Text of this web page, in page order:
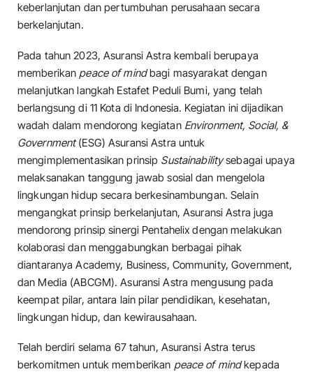
keberlanjutan dan pertumbuhan perusahaan secara
berkelanjutan.
Pada tahun 2023, Asuransi Astra kembali berupaya
memberikan peace of mindbagi masyarakat dengan
melanjutkan langkah Estafet Peduli Bumi, yang telah
berlangsung di 11 Kota di Indonesia. Kegiatan ini dijadikan
wadah dalam mendorong kegiatan Environment, Social, &
Government(ESG) Asuransi Astra untuk
mengimplementasikan prinsip Sustainabilitysebagai upaya
melaksanakan tanggung jawab sosial dan mengelola
lingkungan hidup secara berkesinambungan. Selain
mengangkat prinsip berkelanjutan, Asuransi Astra juga
mendorong prinsip sinergi Pentahelix dengan melakukan
kolaborasi dan menggabungkan berbagai pihak
diantaranya Academy, Business, Community, Government,
dan Media (ABCGM). Asuransi Astra mengusung pada
keempat pilar, antara lain pilar pendidikan, kesehatan,
lingkungan hidup, dan kewirausahaan.
Telah berdiri selama 67 tahun, Asuransi Astra terus
berkomitmen untuk memberikan peace of mindkepada